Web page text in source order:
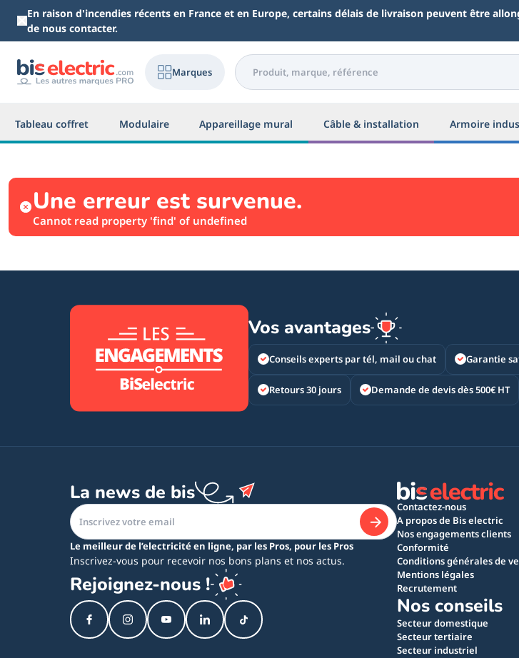
Aller au contenu principal
En raison d'incendies récents en France et en Europe, certains délais de livraison peuvent être
de nous contacter.
Marques
Tableau coffret Modulaire Appareillage mural Câble & installation Armoire
Une erreur est survenue.
Cannot read property 'find' of undefined
Vos avantages
Conseils experts par tél, mail ou chat Garantie
Retours 30 jours Demande de devis dès 500€ HT
La news de bis
Le meilleur de l’electricité en ligne, par les Pros, pour les Pros
Inscrivez-vous pour recevoir nos bons plans et nos actus.
Rejoignez-nous !
Contactez-nous
A propos de Bis electric
Nos engagements clients
Conformité
Conditions générales de
Mentions légales
Recrutement
Nos conseils
Secteur domestique
Secteur tertiaire
Secteur industriel